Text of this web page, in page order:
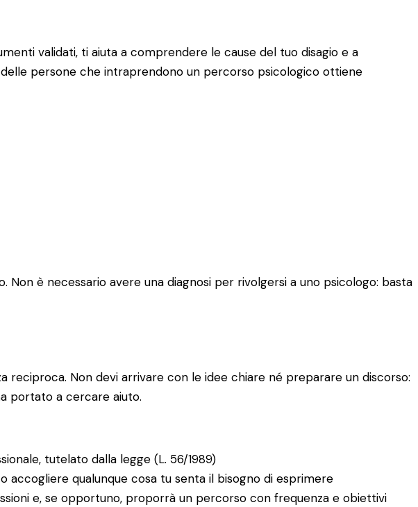
validati, ti aiuta a comprendere le cause del tuo disagio e a
persone che intraprendono un percorso psicologico ottiene
è necessario avere una diagnosi per rivolgersi a uno psicologo: basta
Non devi arrivare con le idee chiare né preparare un discorso:
portato a cercare aiuto.
tutelato dalla legge (L. 56/1989)
qualunque cosa tu senta il bisogno di esprimere
e, se opportuno, proporrà un percorso con frequenza e obiettivi